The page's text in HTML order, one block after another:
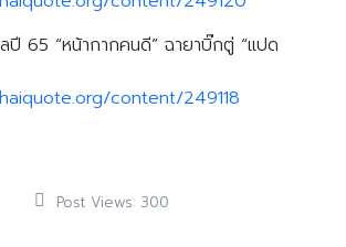
ปี 65 “หน้ากากคนดี” ฉายาบิ๊กตู่ “แปด
content/249118
Post Views: 300